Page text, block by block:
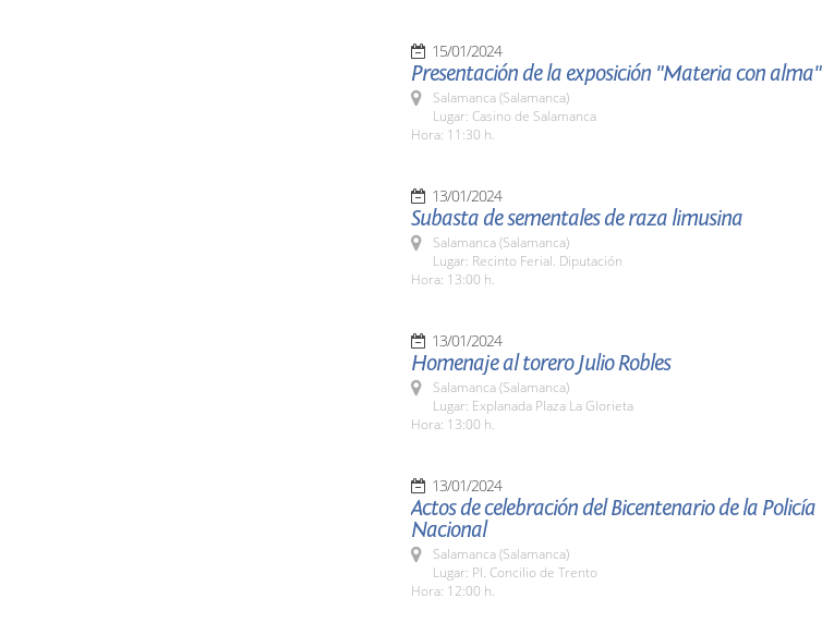
15/01/2024
Presentación de la exposición "Materia con alma"
Salamanca (Salamanca)
Lugar: Casino de Salamanca
Hora: 11:30 h.
13/01/2024
Subasta de sementales de raza limusina
Salamanca (Salamanca)
Lugar: Recinto Ferial. Diputación
Hora: 13:00 h.
13/01/2024
Homenaje al torero Julio Robles
Salamanca (Salamanca)
Lugar: Explanada Plaza La Glorieta
Hora: 13:00 h.
13/01/2024
Actos de celebración del Bicentenario de la Policía
Nacional
Salamanca (Salamanca)
Lugar: Pl. Concilio de Trento
Hora: 12:00 h.